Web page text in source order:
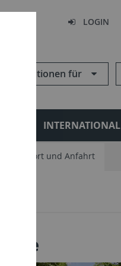
LOGIN
Informationen für
INTERNATIONAL
Standort und Anfahrt